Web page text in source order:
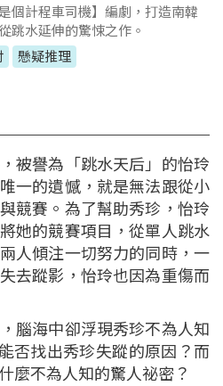
個計程車司機】編劇，打造南韓
跳水延伸的驚悚之作。
懸疑推理
被譽為「跳水天后」的怡玲
一的遺憾，就是無法跟從小
競賽。為了幫助秀珍，怡玲
她的競賽項目，從單人跳水
人傾注一切努力的同時，一
去蹤影，怡玲也因為重傷而
腦海中卻浮現秀珍不為人知
否找出秀珍失蹤的原因？而
麼不為人知的驚人祕密？